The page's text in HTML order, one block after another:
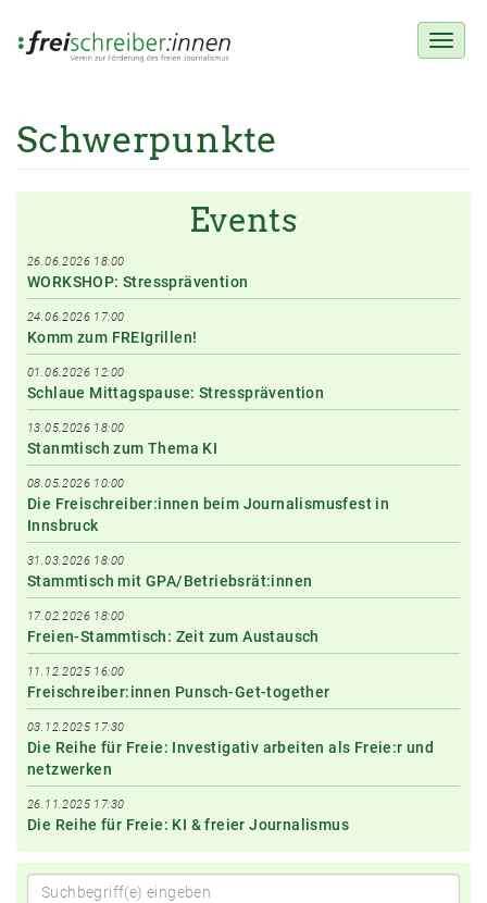
Direkt
zum
Toggle
Schwerpunkte
Events
26.06.2026 18:00
WORKSHOP: Stressprävention
24.06.2026 17:00
Komm zum FREIgrillen!
01.06.2026 12:00
Schlaue Mittagspause: Stressprävention
13.05.2026 18:00
Stanmtisch zum Thema KI
08.05.2026 10:00
Die Freischreiber:innen beim Journalismusfest in
Innsbruck
31.03.2026 18:00
Stammtisch mit GPA/Betriebsrät:innen
17.02.2026 18:00
Freien-Stammtisch: Zeit zum Austausch
11.12.2025 16:00
Freischreiber:innen Punsch-Get-together
03.12.2025 17:30
Die Reihe für Freie: Investigativ arbeiten als Freie:r und
netzwerken
26.11.2025 17:30
Die Reihe für Freie: KI & freier Journalismus